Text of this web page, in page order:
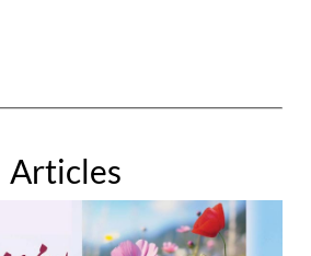
Articles